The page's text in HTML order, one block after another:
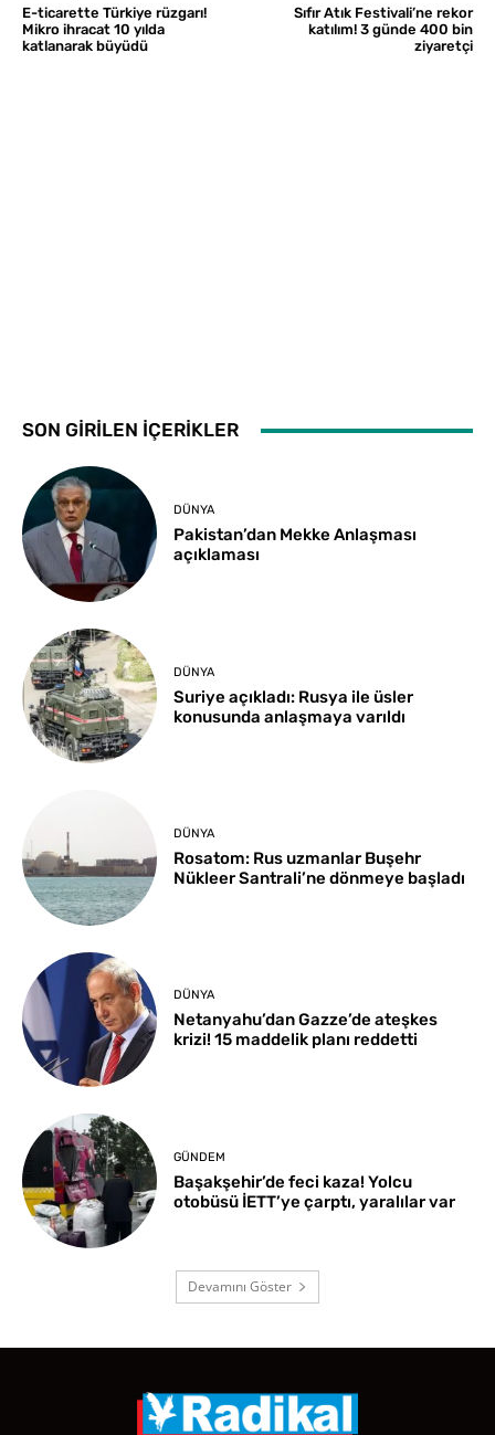
E-ticarette Türkiye rüzgarı!
Mikro ihracat 10 yılda
katlanarak büyüdü
Sıfır Atık Festivali’ne rekor
katılım! 3 günde 400 bin
ziyaretçi
SON GİRİLEN İÇERİKLER
DÜNYA
Pakistan’dan Mekke Anlaşması
açıklaması
DÜNYA
Suriye açıkladı: Rusya ile üsler
konusunda anlaşmaya varıldı
DÜNYA
Rosatom: Rus uzmanlar Buşehr
Nükleer Santrali’ne dönmeye başladı
DÜNYA
Netanyahu’dan Gazze’de ateşkes
krizi! 15 maddelik planı reddetti
GÜNDEM
Başakşehir’de feci kaza! Yolcu
otobüsü İETT’ye çarptı, yaralılar var
Devamını Göster